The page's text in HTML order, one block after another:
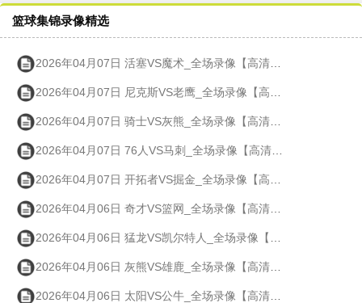
篮球集锦录像精选
2026年04月07日 活塞VS魔术_全场录像【高清回放】
2026年04月07日 尼克斯VS老鹰_全场录像【高清回放】
2026年04月07日 骑士VS灰熊_全场录像【高清回放】
2026年04月07日 76人VS马刺_全场录像【高清回放】
2026年04月07日 开拓者VS掘金_全场录像【高清回放】
2026年04月06日 奇才VS篮网_全场录像【高清回放】
2026年04月06日 猛龙VS凯尔特人_全场录像【高清回放】
2026年04月06日 灰熊VS雄鹿_全场录像【高清回放】
2026年04月06日 太阳VS公牛_全场录像【高清回放】